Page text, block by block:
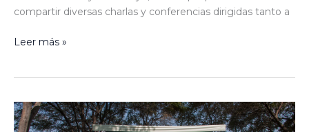
compartir diversas charlas y conferencias dirigidas tanto a
Leer más »
Se
inician